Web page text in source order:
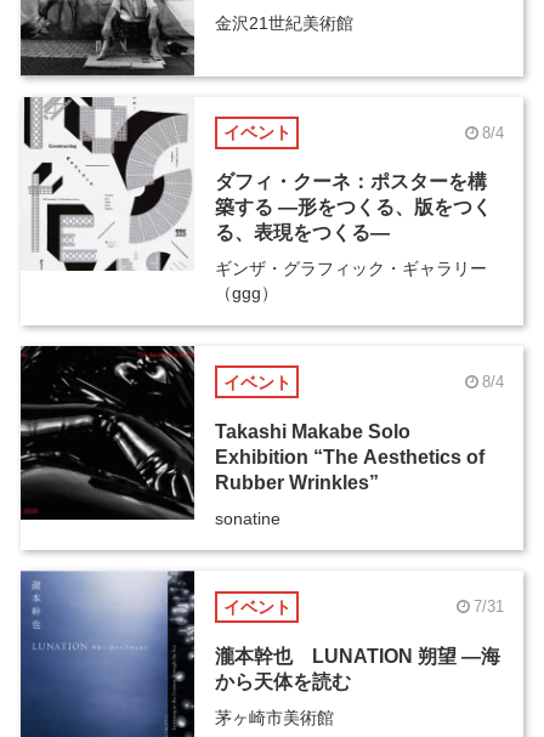
金沢21世紀美術館
イベント 8/4
ダフィ・クーネ：ポスターを構
築する ―形をつくる、版をつく
る、表現をつくる―
ギンザ・グラフィック・ギャラリー
（ggg）
イベント 8/4
Takashi Makabe Solo
Exhibition “The Aesthetics of
Rubber Wrinkles”
sonatine
イベント 7/31
瀧本幹也 LUNATION 朔望 ―海
から天体を読む
茅ヶ崎市美術館